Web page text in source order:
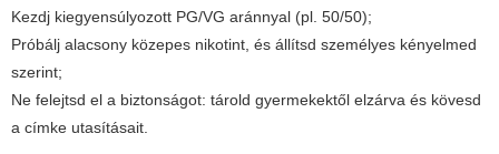
Kezdj kiegyensúlyozott PG/VG aránnyal (pl. 50/50);
Próbálj alacsony közepes nikotint, és állítsd személyes kényelmed
szerint;
Ne felejtsd el a biztonságot: tárold gyermekektől elzárva és kövesd
a címke utasításait.